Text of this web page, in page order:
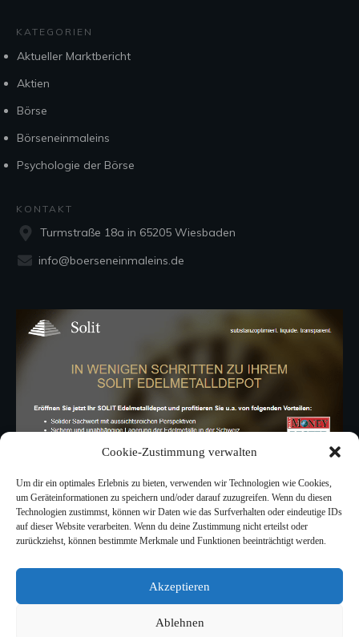
Cookie-Zustimmung verwalten
Um dir ein optimales Erlebnis zu bieten, verwenden wir Technologien wie Cookies,
um Geräteinformationen zu speichern und/oder darauf zuzugreifen. Wenn du diesen
Technologien zustimmst, können wir Daten wie das Surfverhalten oder eindeutige IDs
auf dieser Website verarbeiten. Wenn du deine Zustimmung nicht erteilst oder
zurückziehst, können bestimmte Merkmale und Funktionen beeinträchtigt werden.
Akzeptieren
Ablehnen
KATEGORIEN
Aktueller Marktbericht
Aktien
Börse
Börseneinmaleins
Psychologie der Börse
KONTAKT
Turmstraße 18a in 65205 Wiesbaden
info@boerseneinmaleins.de